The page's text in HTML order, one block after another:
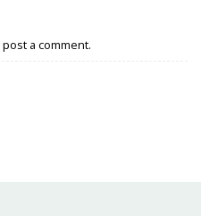
post a comment.